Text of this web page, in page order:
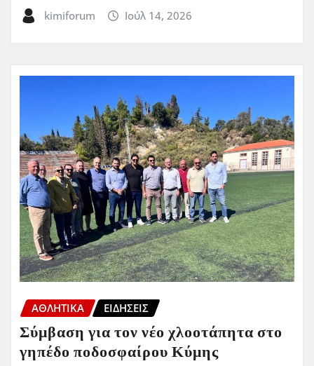
kimiforum Ιούλ 14, 2026
ΑΘΛΗΤΙΚΑ ΕΙΔΗΣΕΙΣ
Σύμβαση για τον νέο χλοοτάπητα στο
γηπέδο ποδοσφαίρου Κύμης